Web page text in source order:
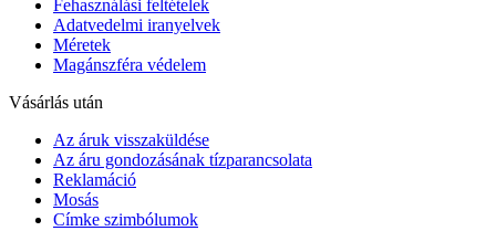
Fehasználási feltételek
Adatvedelmi iranyelvek
Méretek
Magánszféra védelem
Vásárlás után
Az áruk visszaküldése
Az áru gondozásának tízparancsolata
Reklamáció
Mosás
Címke szimbólumok